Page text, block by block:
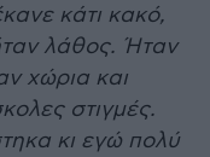
κάτι κακό,
λάθος. Ήταν
χώρια και
στιγμές.
κι εγώ πολύ